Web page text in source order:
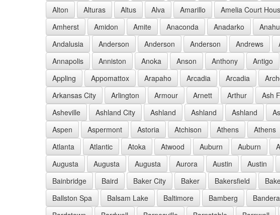
Alton
Alturas Altus Alva Amarillo Amelia Court
Amherst
Amidon Amite Anaconda Anadarko
Andalusia
Anderson Anderson Anderson Andrews
Annapolis
Anniston Anoka Anson Anthony Antigo
Appling
Appomattox Arapaho Arcadia Arcadia
Arkansas City
Arlington Armour Arnett Arthur Ash
Asheville
Ashland City Ashland Ashland Ashland
Aspen
Aspermont Astoria Atchison Athens Athens
Atlanta
Atlantic Atoka Atwood Auburn Auburn
Augusta
Augusta Augusta Aurora Austin Austin
Bainbridge
Baird Baker City Baker Bakersfield
Ballston Spa
Balsam Lake Baltimore Bamberg Bandera